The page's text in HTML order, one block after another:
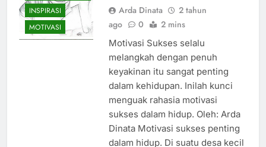
INSPIRASI
MOTIVASI
Arda Dinata
2 tahun
ago
0 2 mins
Motivasi Sukses selalu
melangkah dengan penuh
keyakinan itu sangat penting
dalam kehidupan. Inilah kunci
menguak rahasia motivasi
sukses dalam hidup. Oleh: Arda
Dinata Motivasi sukses penting
dalam hidup. Di suatu desa kecil